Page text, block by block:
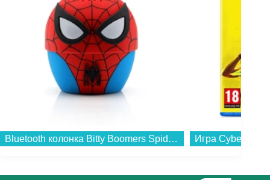
Bluetooth колонка Bitty Boomers Spider-Man - BITTYSPIDER...